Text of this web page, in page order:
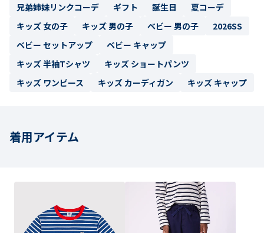
兄弟姉妹リンクコーデ
ギフト 誕生日
夏コーデ
キッズ 女の子
キッズ 男の子 ベビー 男の子
2026SS
ベビー セットアップ
ベビー キャップ
キッズ 半袖Tシャツ
キッズ ショートパンツ
キッズ ワンピース
キッズ カーディガン キッズ キャップ
着用アイテム